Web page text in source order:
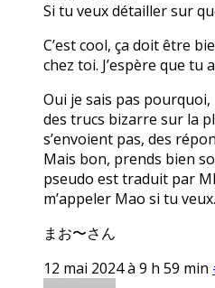
Si tu veux détailler sur
C’est cool, ça doit être
chez toi. J’espère que tu
Oui je sais pas
des trucs bizarre sur la
s’envoient pas, des
Mais bon, prends bien
pseudo est traduit par
m’appeler Mao si tu veux.
まお〜さん
12 mai 2024 à 9 h 59 min